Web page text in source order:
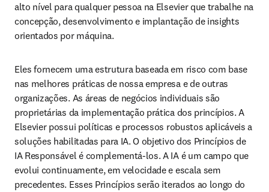
alto nível para qualquer pessoa na Elsevier que trabalhe na
concepção, desenvolvimento e implantação de insights
orientados por máquina.
Eles fornecem uma estrutura baseada em risco com base
nas melhores práticas de nossa empresa e de outras
organizações. As áreas de negócios individuais são
proprietárias da implementação prática dos princípios. A
Elsevier possui políticas e processos robustos aplicáveis a
soluções habilitadas para IA. O objetivo dos Princípios de
IA Responsável é complementá-los. A IA é um campo que
evolui continuamente, em velocidade e escala sem
precedentes. Esses Princípios serão iterados ao longo do